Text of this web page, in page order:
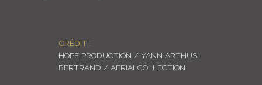
CRÉDIT :
HOPE PRODUCTION / YANN ARTHUS-
BERTRAND / AERIALCOLLECTION